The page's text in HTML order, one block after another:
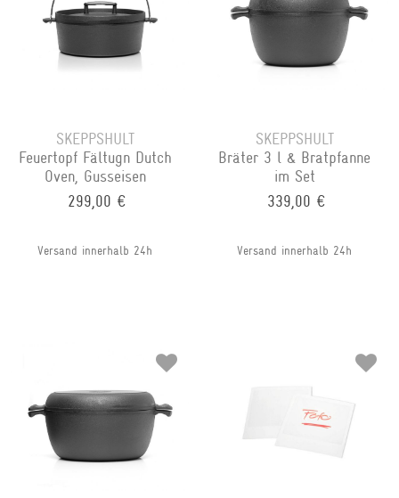
SKEPPSHULT
Feuertopf Fältugn Dutch
Oven, Gusseisen
299,00 €
Versand innerhalb 24h
SKEPPSHULT
Bräter 3 l & Bratpfanne
im Set
339,00 €
Versand innerhalb 24h